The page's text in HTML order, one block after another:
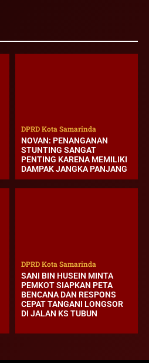
DPRD Kota Samarinda
NOVAN: PENANGANAN
STUNTING SANGAT
PENTING KARENA MEMILIKI
DAMPAK JANGKA PANJANG
DPRD Kota Samarinda
SANI BIN HUSEIN MINTA
PEMKOT SIAPKAN PETA
BENCANA DAN RESPONS
CEPAT TANGANI LONGSOR
DI JALAN KS TUBUN